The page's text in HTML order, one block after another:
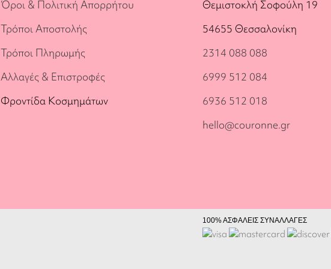
Όροι & Πολιτική Απορρήτου
Τρόποι Αποστολής
Τρόποι Πληρωμής
Αλλαγές & Επιστροφές
Φροντίδα Κοσμημάτων
Θεμιστοκλή Σοφούλη 19
54655 Θεσσαλονίκη
2314 088 088
6999 512 084
6936 512 018
hello@couronne.gr
100% ΑΣΦΑΛΕΙΣ ΣΥΝΑΛΛΑΓΕΣ